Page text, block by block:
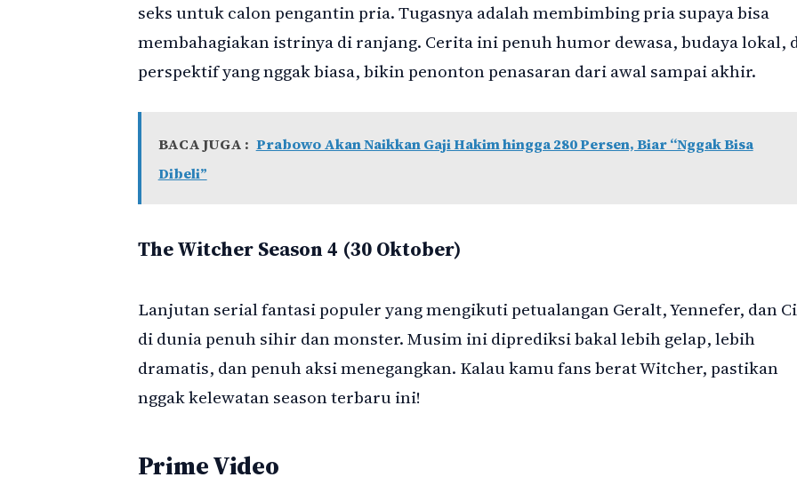
seks untuk calon pengantin pria. Tugasnya adalah membimbing pria supaya bisa
membahagiakan istrinya di ranjang. Cerita ini penuh humor dewasa, budaya lokal,
perspektif yang nggak biasa, bikin penonton penasaran dari awal sampai akhir.
BACA JUGA : Prabowo Akan Naikkan Gaji Hakim hingga 280 Persen, Biar “Nggak Bisa
Dibeli”
The Witcher Season 4 (30 Oktober)
Lanjutan serial fantasi populer yang mengikuti petualangan Geralt, Yennefer, dan
di dunia penuh sihir dan monster. Musim ini diprediksi bakal lebih gelap, lebih
dramatis, dan penuh aksi menegangkan. Kalau kamu fans berat Witcher, pastikan
nggak kelewatan season terbaru ini!
Prime Video